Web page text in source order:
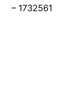
– 1732561